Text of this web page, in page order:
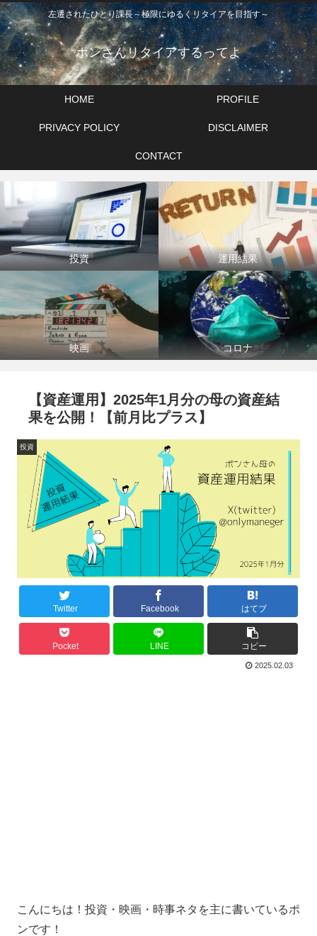
左遷されたひとり課長～極限にゆるくリタイアを目指す～
ポンさんリタイアするってよ
HOME PROFILE
PRIVACY POLICY DISCLAIMER
CONTACT
投資 運用結果
映画 コロナ
【資産運用】2025年1月分の母の資産結
果を公開！【前月比プラス】
投資
Twitter Facebook はてブ
Pocket LINE コピー
2025.02.03
こんにちは！投資・映画・時事ネタを主に書いているポ
ンです！